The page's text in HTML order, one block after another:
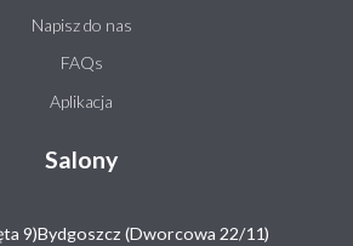
Napisz do nas
FAQs
Aplikacja
Salony
9)Bydgoszcz (Dworcowa 22/11)